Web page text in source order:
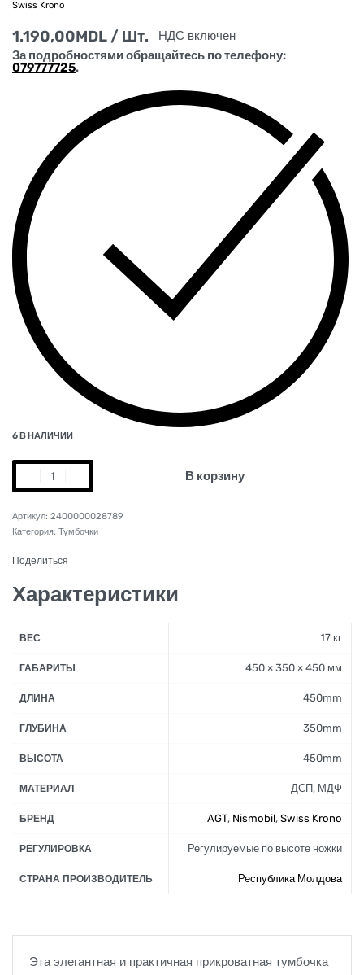
Swiss Krono
1.190,00MDL / Шт.
НДС включен
За подробностями обращайтесь по телефону:
079777725.
6 В НАЛИЧИИ
В корзину
2400000028789
Категория: Тумбочки
Поделиться
Характеристики
ВЕС 17 кг
ГАБАРИТЫ 450 × 350 × 450 мм
ДЛИНА 450mm
ГЛУБИНА 350mm
ВЫСОТА 450mm
МАТЕРИАЛ ДСП, МДФ
БРЕНД AGT, Nismobil, Swiss Krono
РЕГУЛИРОВКА Регулируемые по высоте ножки
СТРАНА ПРОИЗВОДИТЕЛЬ Республика Молдова
Эта элегантная и практичная прикроватная тумбочка